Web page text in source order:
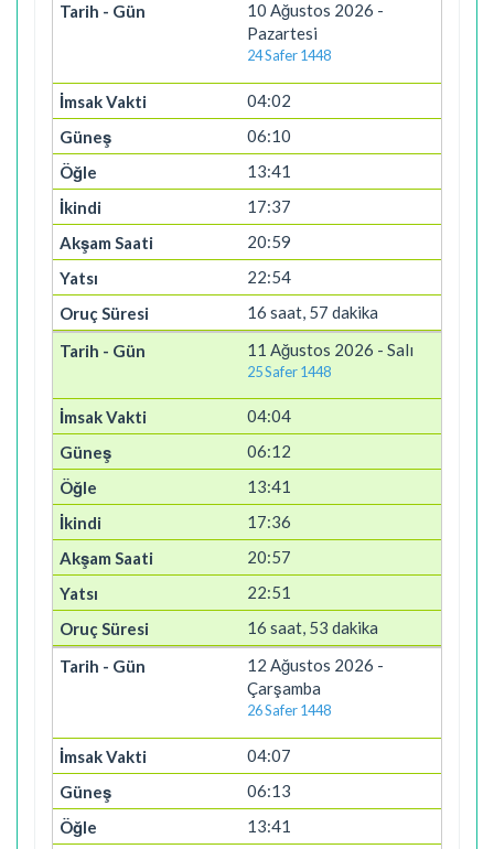
10 Ağustos 2026 -
Pazartesi
24 Safer 1448
04:02
06:10
13:41
17:37
20:59
22:54
16 saat, 57 dakika
11 Ağustos 2026 - Salı
25 Safer 1448
04:04
06:12
13:41
17:36
20:57
22:51
16 saat, 53 dakika
12 Ağustos 2026 -
Çarşamba
26 Safer 1448
04:07
06:13
13:41